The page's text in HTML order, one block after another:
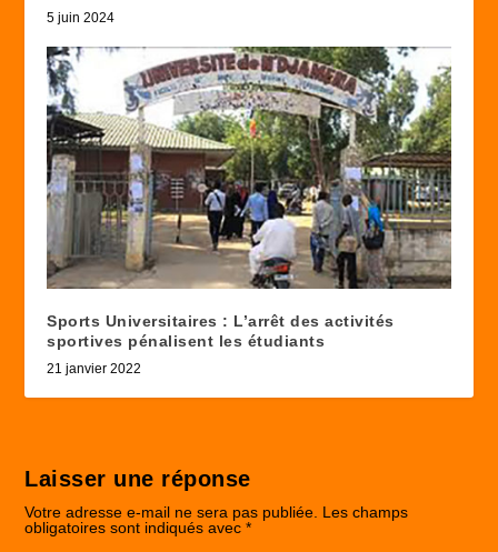
5 juin 2024
Sports Universitaires : L’arrêt des activités
sportives pénalisent les étudiants
21 janvier 2022
Laisser une réponse
Votre adresse e-mail ne sera pas publiée. Les champs
obligatoires sont indiqués avec*